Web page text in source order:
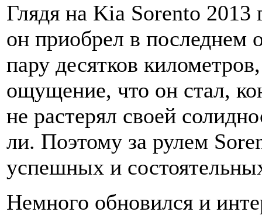
Глядя на Kia Sorento 2013
он приобрел в последнем
пару десятков
ощущение, что он стал,
не растерял своей
ли. Поэтому за рулем
успешных и
Немного обновился и